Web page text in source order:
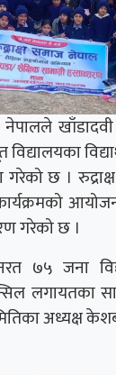
नेपालले
गरेको छ ।
गरेको छ ।
७५ जना
लगायतका
अध्यक्ष